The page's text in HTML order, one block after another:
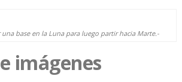
una base en la Luna para luego partir hacia Marte.-
imágenes